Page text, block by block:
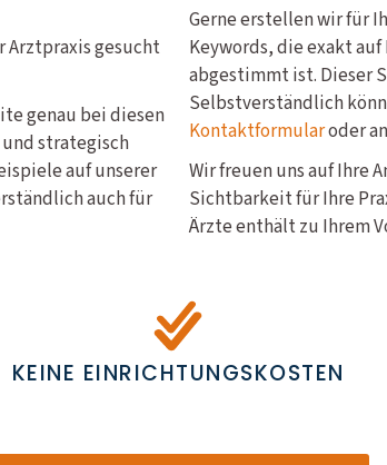
Arztpraxis gesucht
genau bei diesen
strategisch
auf unserer
auch für
Gerne erstellen wir für
Keywords, die exakt
abgestimmt ist. Dieser
Selbstverständlich
Kontaktformularoder an
Wir freuen uns auf Ihre
Sichtbarkeit für Ihre
Ärzte enthält zu Ihrem
KEINE EINRICHTUNGSKOSTEN